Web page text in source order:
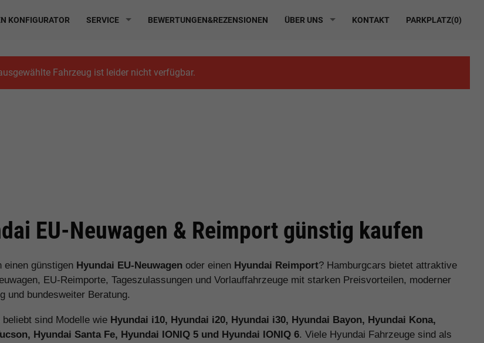
KONFIGURATOR SERVICE BEWERTUNGEN&REZENSIONEN ÜBER UNS KONTAKT PARKPLATZ(0)
Fahrzeug ist leider nicht verfügbar.
EU-Neuwagen & Reimport günstig kaufen
einen günstigen Hyundai EU-Neuwagen oder einen Hyundai Reimport? Hamburgcars bietet attraktive
EU-Reimporte, Tageszulassungen und Vorlauffahrzeuge mit starken Preisvorteilen, moderner
und bundesweiter Beratung.
beliebt sind Modelle wie Hyundai i10, Hyundai i20, Hyundai i30, Hyundai Bayon, Hyundai Kona,
Hyundai Santa Fe, Hyundai IONIQ 5 und Hyundai IONIQ 6. Viele Hyundai Fahrzeuge sind als